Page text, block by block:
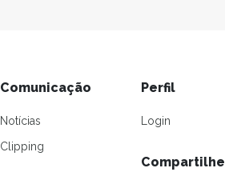
Comunicação
Notícias
Clipping
Perfil
Login
Compartilhe